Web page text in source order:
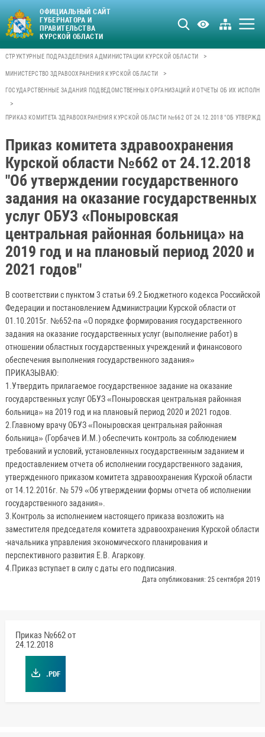
ОФИЦИАЛЬНЫЙ САЙТ
ГУБЕРНАТОРА И
ПРАВИТЕЛЬСТВА
КУРСКОЙ ОБЛАСТИ
СТРУКТУРНЫЕ ПОДРАЗДЕЛЕНИЯ АДМИНИСТРАЦИИ КУРСКОЙ ОБЛАСТИ >
МИНИСТЕРСТВО ЗДРАВООХРАНЕНИЯ КУРСКОЙ ОБЛАСТИ >
ГОСУДАРСТВЕННЫЕ ЗАДАНИЯ ПОДВЕДОМСТВЕННЫХ ОРГАНИЗАЦИЙ И ОТЧЕТЫ ОБ ИХ
>
ПРИКАЗ КОМИТЕТА ЗДРАВООХРАНЕНИЯ КУРСКОЙ ОБЛАСТИ №662 ОТ 24.12.2018 "ОБ
Приказ комитета здравоохранения
Курской области №662 от 24.12.2018
"Об утверждении государственного
задания на оказание государственных
услуг ОБУЗ «Поныровская
центральная районная больница» на
2019 год и на плановый период 2020 и
2021 годов"
В соответствии с пунктом 3 статьи 69.2 Бюджетного кодекса Российской
Федерации и постановлением Администрации Курской области от
01.10.2015г. №652-па «О порядке формирования государственного
задания на оказание государственных услуг (выполнение работ) в
отношении областных государственных учреждений и финансового
обеспечения выполнения государственного задания»
ПРИКАЗЫВАЮ:
1.Утвердить прилагаемое государственное задание на оказание
государственных услуг ОБУЗ «Поныровская центральная районная
больница» на 2019 год и на плановый период 2020 и 2021 годов.
2.Главному врачу ОБУЗ «Поныровская центральная районная
больница» (Горбачев И.М.) обеспечить контроль за соблюдением
требований и условий, установленных государственным заданием и
предоставлением отчета об исполнении государственного задания,
утвержденного приказом комитета здравоохранения Курской области
от 14.12.2016г. № 579 «Об утверждении формы отчета об исполнении
государственного задания».
3.Контроль за исполнением настоящего приказа возложить на
заместителя председателя комитета здравоохранения Курской области
-начальника управления экономического планирования и
перспективного развития Е.В. Агаркову.
4.Приказ вступает в силу с даты его подписания.
Дата опубликования: 25 сентября 2019
Приказ №662 от
24.12.2018
.PDF